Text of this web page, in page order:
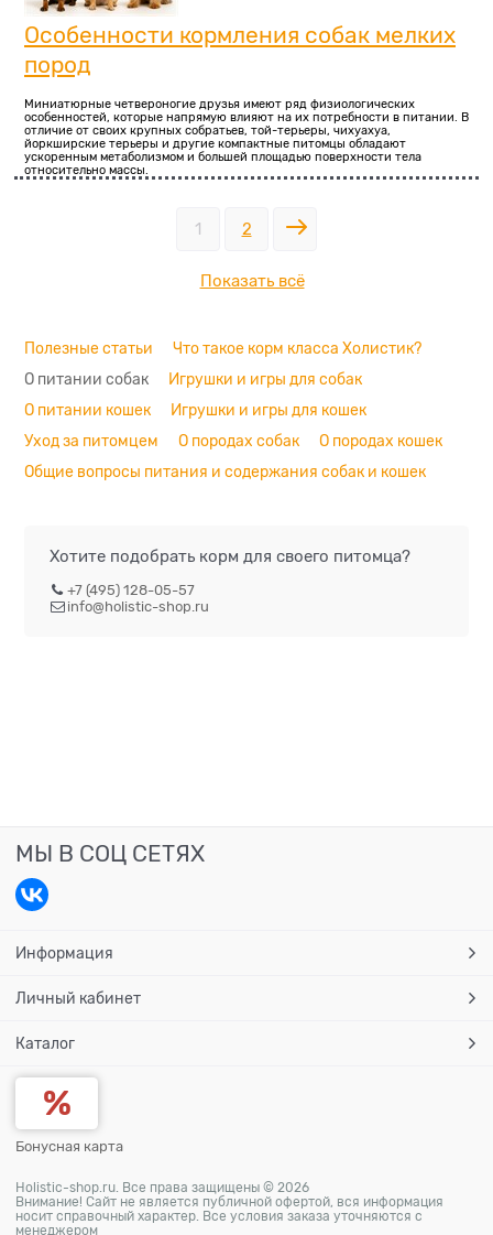
Особенности кормления собак мелких
пород
Миниатюрные четвероногие друзья имеют ряд физиологических
особенностей, которые напрямую влияют на их потребности в питании. В
отличие от своих крупных собратьев, той-терьеры, чихуахуа,
йоркширские терьеры и другие компактные питомцы обладают
ускоренным метаболизмом и большей площадью поверхности тела
относительно массы.
1 2
Показать всё
Полезные статьи
Что такое корм класса Холистик?
О питании собак
Игрушки и игры для собак
О питании кошек
Игрушки и игры для кошек
Уход за питомцем
О породах собак
О породах кошек
Общие вопросы питания и содержания собак и кошек
Хотите подобрать корм для своего питомца?
+7 (495) 128-05-57
info@holistic-shop.ru
МЫ В СОЦ СЕТЯХ
Информация
Личный кабинет
Каталог
Бонусная карта
Holistic-shop.ru. Все права защищены © 2026
Внимание! Сайт не является публичной офертой, вся информация
носит справочный характер. Все условия заказа уточняются с
менеджером